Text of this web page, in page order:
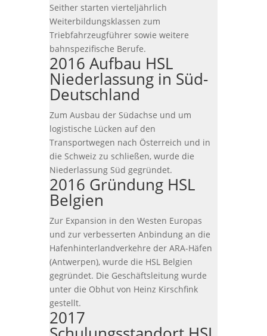
Seither starten vierteljährlich
Weiterbildungsklassen zum
Triebfahrzeugführer sowie weitere
bahnspezifische Berufe.
2016 Aufbau HSL
Niederlassung in Süd-
Deutschland
Zum Ausbau der Südachse und um
logistische Lücken auf den
Transportwegen nach Österreich und in
die Schweiz zu schließen, wurde die
Niederlassung Süd gegründet.
2016 Gründung HSL
Belgien
Zur Expansion in den Westen Europas
und zur verbesserten Anbindung an die
Hafenhinterlandverkehre der ARA-Häfen
(Antwerpen), wurde die HSL Belgien
gegründet. Die Geschäftsleitung wurde
unter die Obhut von Heinz Kirschfink
gestellt.
2017